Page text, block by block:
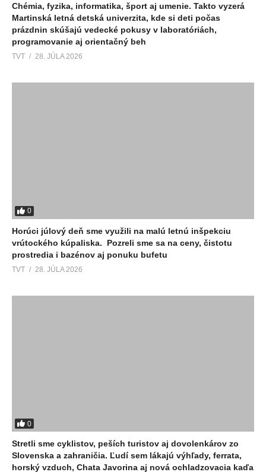
Chémia, fyzika, informatika, šport aj umenie. Takto vyzerá
Martinská letná detská univerzita, kde si deti počas
prázdnin skúšajú vedecké pokusy v laboratóriách,
programovanie aj orientačný beh
TVT 28. JÚLA 2026
0
Horúci júlový deň sme využili na malú letnú inšpekciu
vrútockého kúpaliska. Pozreli sme sa na ceny, čistotu
prostredia i bazénov aj ponuku bufetu
TVT 28. JÚLA 2026
0
Stretli sme cyklistov, peších turistov aj dovolenkárov zo
Slovenska a zahraničia. Ľudí sem lákajú výhľady, ferrata,
horský vzduch, Chata Javorina aj nová ochladzovacia kaďa